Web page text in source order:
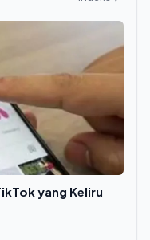
yang Keliru